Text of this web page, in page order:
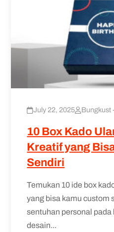
July 22, 2025 Bungkust
10 Box Kado
Kreatif yang
Sendiri
Temukan 10 ide box
yang bisa kamu custom
sentuhan personal pada
desain...